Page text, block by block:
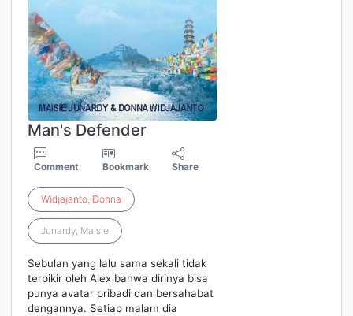
Man's Defender
Comment Bookmark Share
Widjajanto, Donna
Junardy, Maisie
Sebulan yang lalu sama sekali tidak
terpikir oleh Alex bahwa dirinya bisa
punya avatar pribadi dan bersahabat
dengannya. Setiap malam dia